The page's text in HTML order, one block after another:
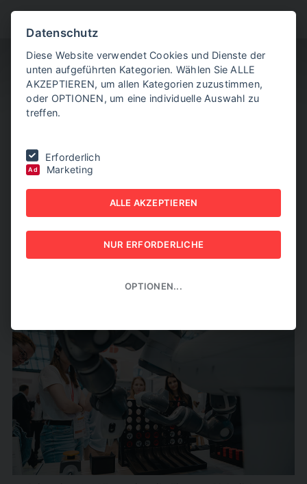
AUTOMATION GUIDE 2023
DIE SMART IST DIE
SMART
NEW BUSINESS GUIDES - AUTOMATION GUIDE 2023
Datenschutz
Diese Website verwendet Cookies und Dienste der
unten aufgeführten Kategorien. Wählen Sie ALLE
AKZEPTIEREN, um allen Kategorien zuzustimmen,
oder OPTIONEN, um eine individuelle Auswahl zu
treffen.
Erforderlich
Ad Marketing
ALLE AKZEPTIEREN
NUR ERFORDERLICHE
OPTIONEN...